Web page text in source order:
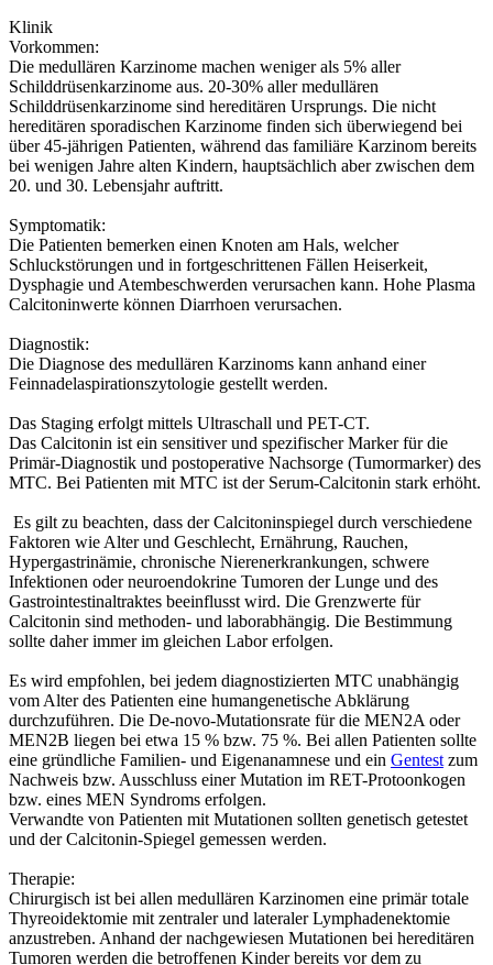
Klinik
Vorkommen:
Die medullären Karzinome machen weniger als 5% aller
Schilddrüsenkarzinome aus. 20-30% aller medullären
Schilddrüsenkarzinome sind hereditären Ursprungs. Die nicht
hereditären sporadischen Karzinome finden sich überwiegend bei
über 45-jährigen Patienten, während das familiäre Karzinom bereits
bei wenigen Jahre alten Kindern, hauptsächlich aber zwischen dem
20. und 30. Lebensjahr auftritt.
Symptomatik:
Die Patienten bemerken einen Knoten am Hals, welcher
Schluckstörungen und in fortgeschrittenen Fällen Heiserkeit,
Dysphagie und Atembeschwerden verursachen kann. Hohe Plasma
Calcitoninwerte können Diarrhoen verursachen.
Diagnostik:
Die Diagnose des medullären Karzinoms kann anhand einer
Feinnadelaspirationszytologie gestellt werden.
Das Staging erfolgt mittels Ultraschall und PET-CT.
Das Calcitonin ist ein sensitiver und spezifischer Marker für die
Primär-Diagnostik und postoperative Nachsorge (Tumormarker) des
MTC. Bei Patienten mit MTC ist der Serum-Calcitonin stark erhöht.
Es gilt zu beachten, dass der Calcitoninspiegel durch verschiedene
Faktoren wie Alter und Geschlecht, Ernährung, Rauchen,
Hypergastrinämie, chronische Nierenerkrankungen, schwere
Infektionen oder neuroendokrine Tumoren der Lunge und des
Gastrointestinaltraktes beeinflusst wird. Die Grenzwerte für
Calcitonin sind methoden- und laborabhängig. Die Bestimmung
sollte daher immer im gleichen Labor erfolgen.
Es wird empfohlen, bei jedem diagnostizierten MTC unabhängig
vom Alter des Patienten eine humangenetische Abklärung
durchzuführen. Die De-novo-Mutationsrate für die MEN2A oder
MEN2B liegen bei etwa 15 % bzw. 75 %. Bei allen Patienten sollte
eine gründliche Familien- und Eigenanamnese und ein Gentest zum
Nachweis bzw. Ausschluss einer Mutation im RET-Protoonkogen
bzw. eines MEN Syndroms erfolgen.
Verwandte von Patienten mit Mutationen sollten genetisch getestet
und der Calcitonin-Spiegel gemessen werden.
Therapie:
Chirurgisch ist bei allen medullären Karzinomen eine primär totale
Thyreoidektomie mit zentraler und lateraler Lymphadenektomie
anzustreben. Anhand der nachgewiesen Mutationen bei hereditären
Tumoren werden die betroffenen Kinder bereits vor dem zu